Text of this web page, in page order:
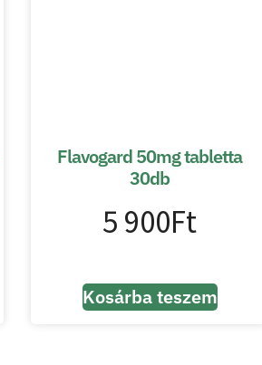
Flavogard 50mg tabletta
30db
5 900Ft
Kosárba teszem